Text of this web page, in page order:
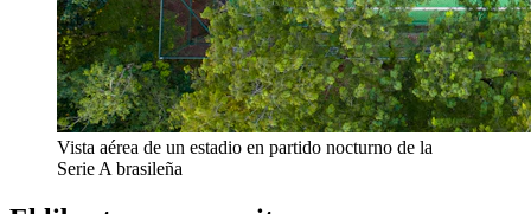
Vista aérea de un estadio en partido nocturno de la
Serie A brasileña